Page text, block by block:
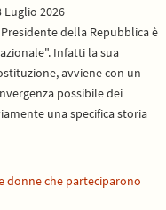
Luglio 2026
della Repubblica è
Infatti la sua
avviene con un
possibile dei
una specifica storia
donne che parteciparono